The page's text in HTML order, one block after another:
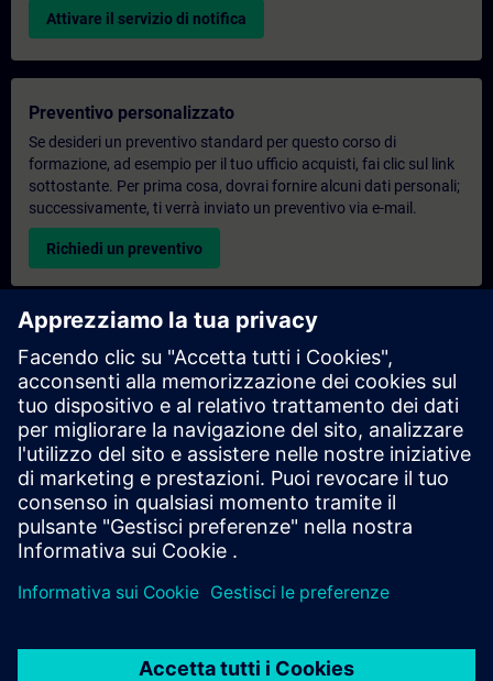
Attivare il servizio di notifica
Preventivo personalizzato
Se desideri un preventivo standard per questo corso di
formazione, ad esempio per il tuo ufficio acquisti, fai clic sul link
sottostante. Per prima cosa, dovrai fornire alcuni dati personali;
successivamente, ti verrà inviato un preventivo via e-mail.
Richiedi un preventivo
Richiesta di informazioni su corsi di formazione
esclusivi
Compila il modulo di richiesta sottostante se hai bisogno di un
preventivo per un corso di formazione esclusivo in sede,
virtualmente o presso il nostro centro di formazione SITRAIN.
Questo tipo di richiesta è adatto a gruppi più numerosi (da 6
persone in su). Dopo aver fornito i tuoi dati di contatto e le tue
esigenze formative, riceverai un preventivo da parte nostra.
Richiedi un preventivo esclusivo